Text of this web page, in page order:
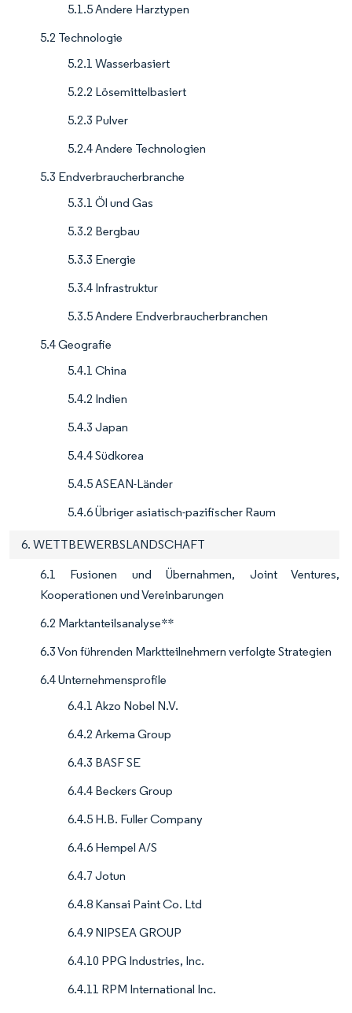
5.1.5 Andere Harztypen
5.2 Technologie
5.2.1 Wasserbasiert
5.2.2 Lösemittelbasiert
5.2.3 Pulver
5.2.4 Andere Technologien
5.3 Endverbraucherbranche
5.3.1 Öl und Gas
5.3.2 Bergbau
5.3.3 Energie
5.3.4 Infrastruktur
5.3.5 Andere Endverbraucherbranchen
5.4 Geografie
5.4.1 China
5.4.2 Indien
5.4.3 Japan
5.4.4 Südkorea
5.4.5 ASEAN-Länder
5.4.6 Übriger asiatisch-pazifischer Raum
6. WETTBEWERBSLANDSCHAFT
6.1 Fusionen und Übernahmen, Joint Ventures,
Kooperationen und Vereinbarungen
6.2 Marktanteilsanalyse**
6.3 Von führenden Marktteilnehmern verfolgte Strategien
6.4 Unternehmensprofile
6.4.1 Akzo Nobel N.V.
6.4.2 Arkema Group
6.4.3 BASF SE
6.4.4 Beckers Group
6.4.5 H.B. Fuller Company
6.4.6 Hempel A/S
6.4.7 Jotun
6.4.8 Kansai Paint Co. Ltd
6.4.9 NIPSEA GROUP
6.4.10 PPG Industries, Inc.
6.4.11 RPM International Inc.